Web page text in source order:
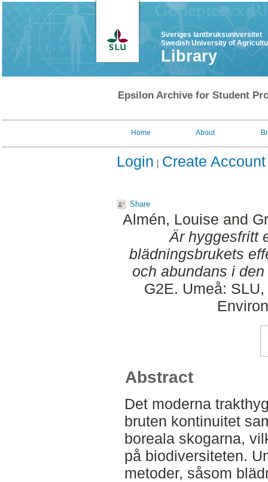
Sveriges lantbruksuniversitet
Swedish University of
Library
Epsilon Archive for Student
Home About
Login Create Account
Share
Almén, Louise and
Är hyggesfritt
blädningsbrukets
och abundans i
G2E. Umeå:
Abstract
Det moderna
bruten kontinuitet
boreala skogarna,
på biodiversiteten.
metoder, såsom